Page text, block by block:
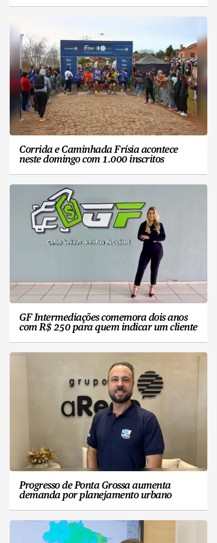
Corrida e Caminhada Frísia acontece
neste domingo com 1.000 inscritos
GF Intermediações comemora dois anos
com R$ 250 para quem indicar um cliente
Progresso de Ponta Grossa aumenta
demanda por planejamento urbano